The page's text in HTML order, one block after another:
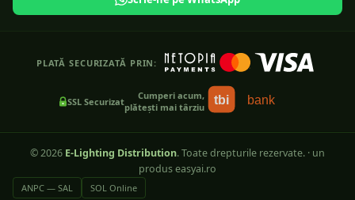
PLATĂ SECURIZATĂ PRIN:
SSL Securizat
Cumperi acum,
plătești mai târziu
tbi bank
©2026 E-Lighting Distribution. Toate drepturile rezervate. · un
produs easyai.ro
ANPC — SAL SOL Online